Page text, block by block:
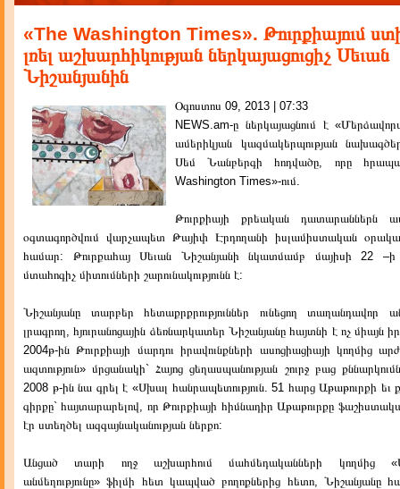
«The Washington Times». Թուրքիայում
լռել աշխարհիկության ներկայացուցիչ Սեւան
Նիշանյանին
Օգոստոս 09, 2013 | 07:33
NEWS.am-ը ներկայացնում է
ամերիկյան կազմակերպության
Սեմ Նանբերգի հոդվածը, որը
Washington Times»-ում.
Թուրքիայի քրեական դատարաններն
օգտագործվում վարչապետ Թայիփ Էրդողանի իսլամիստական
համար: Թուրքահայ Սեւան Նիշանյանի նկատմամբ մայիսի 22
մտահոգիչ միտումների շարունակությունն է:
Նիշանյանը տարբեր հետաքրքրություններ ունեցող տաղանդավոր
լրագրող, հյուրանոցային ձեռնարկատեր Նիշանյանը հայտնի է ոչ միայն իր
2004թ-ին Թուրքիայի մարդու իրավունքների ասոցիացիայի կողմից
ազտություն» մրցանակի` Հայոց ցեղասպանության շուրջ բաց
2008 թ-ին նա գրել է «Սխալ հանրապետություն. 51 հարց Աթաթուրքի եւ
գիրքը` հայտարարելով, որ Թուրքիայի հիմնադիր Աթաթուրքը
էր ստեղծել ազգայնականության ներքո:
Անցած տարի ողջ աշխարհում մահմեդականների կողմից
անմեղությունը» ֆիլմի հետ կապված բողոքներից հետո, Նիշանյանը